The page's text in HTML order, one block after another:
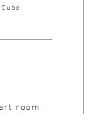
room